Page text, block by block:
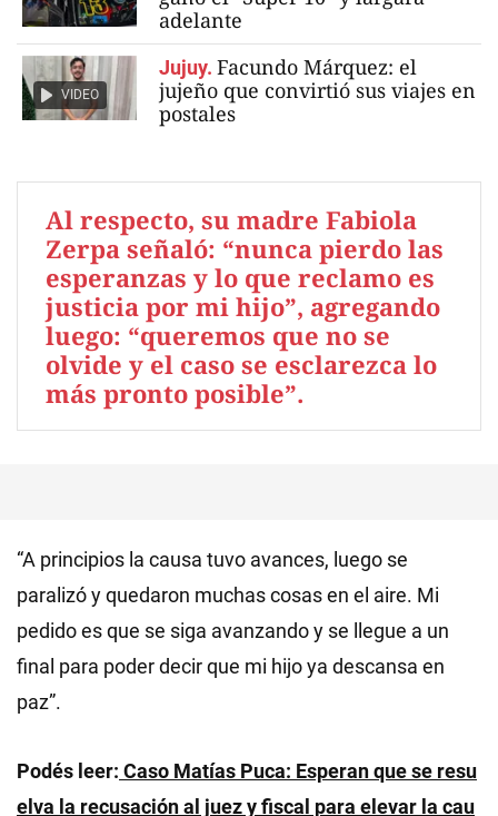
adelante
VIDEO
Jujuy. Facundo Márquez: el
jujeño que convirtió sus viajes en
postales
Al respecto, su madre Fabiola
Zerpa señaló: “nunca pierdo las
esperanzas y lo que reclamo es
justicia por mi hijo”, agregando
luego: “queremos que no se
olvide y el caso se esclarezca lo
más pronto posible”.
“A principios la causa tuvo avances, luego se
paralizó y quedaron muchas cosas en el aire. Mi
pedido es que se siga avanzando y se llegue a un
final para poder decir que mi hijo ya descansa en
paz”.
Podés leer: Caso Matías Puca: Esperan que se resu
elva la recusación al juez y fiscal para elevar la cau